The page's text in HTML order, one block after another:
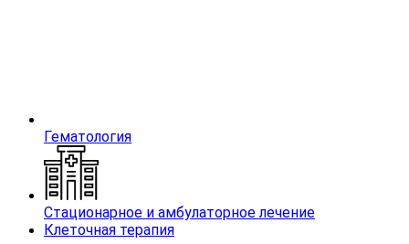
Гематология
Стационарное и амбулаторное лечение
Клеточная терапия